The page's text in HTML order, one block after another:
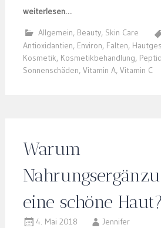
weiterlesen…
Allgemein, Beauty, Skin Care
Antioxidantien, Environ, Falten,
Kosmetik, Kosmetikbehandlung,
Sonnenschäden, Vitamin A, Vitamin C
Warum
eine schöne Haut?
4. Mai 2018 Jennifer